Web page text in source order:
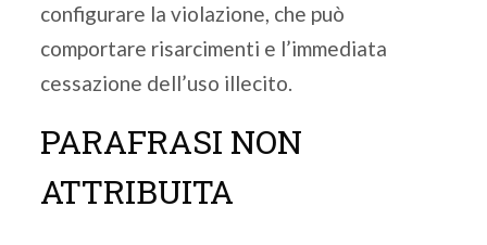
configurare la violazione, che può
comportare risarcimenti e l’immediata
cessazione dell’uso illecito.
PARAFRASI NON
ATTRIBUITA